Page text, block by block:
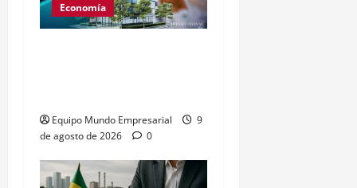
Economía
Equipo Mundo Empresarial
9
de agosto de 2026
0